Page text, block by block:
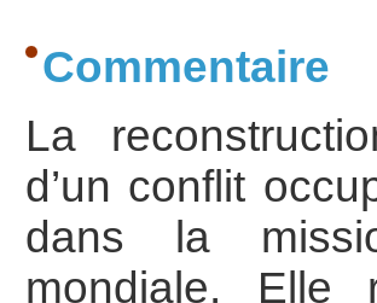
Commentaire
La
d’un conflit
dans la
mondiale. Elle